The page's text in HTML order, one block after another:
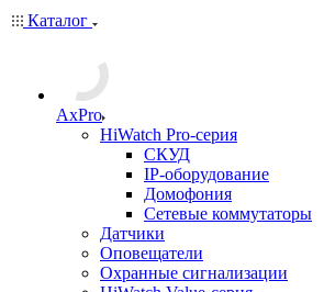
Каталог
AxPro
HiWatch Pro-серия
CКУД
IP-оборудование
Домофония
Сетевые коммутаторы
Датчики
Оповещатели
Охранные сигнализации